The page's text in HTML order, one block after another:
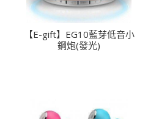
【E-gift】EG10藍芽低音小
鋼炮(發光)